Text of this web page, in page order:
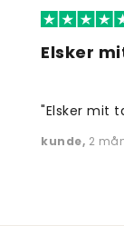
Elsker
"Elsker mit
kunde, 2